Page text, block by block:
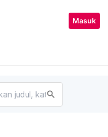
Masuk
search